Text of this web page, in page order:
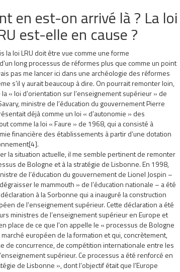
en est-on arrivé là ? La loi
est-elle en cause ?
la loi LRU doit être vue comme une forme
long processus de réformes plus que comme un point
pas me lancer ici dans une archéologie des réformes
s’il y aurait beaucoup à dire. On pourrait remonter loin,
« loi d’orientation sur l’enseignement supérieur » de
ministre de l’éducation du gouvernement Pierre
déjà comme un loi « d’autonomie » des
comme la loi « Faure » de 1968, qui a consisté à
financière des établissements à partir d’une dotation
la situation actuelle, il me semble pertinent de remonter
de Bologne et à la stratégie de Lisbonne. En 1998,
de l’éducation du gouvernement de Lionel Jospin –
le mammouth » de l’éducation nationale – a été
déclaration à la Sorbonne qui a inauguré la construction
de l’enseignement supérieur. Cette déclaration a été
ministres de l’enseignement supérieur en Europe et
place de ce que l’on appelle le « processus de Bologne
européen de la formation et qui, concrètement,
de concurrence, de compétition internationale entre les
supérieur. Ce processus a été renforcé en
de Lisbonne », dont l’objectif était que l’Europe